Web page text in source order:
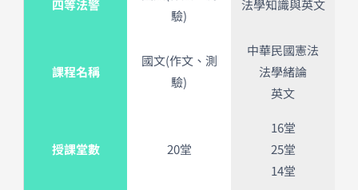
四等法警
驗)
法學知識與英文
課程名稱
國文(作文、測
驗)
中華民國憲法
法學緒論
英文
授課堂數 20堂
16堂
25堂
14堂